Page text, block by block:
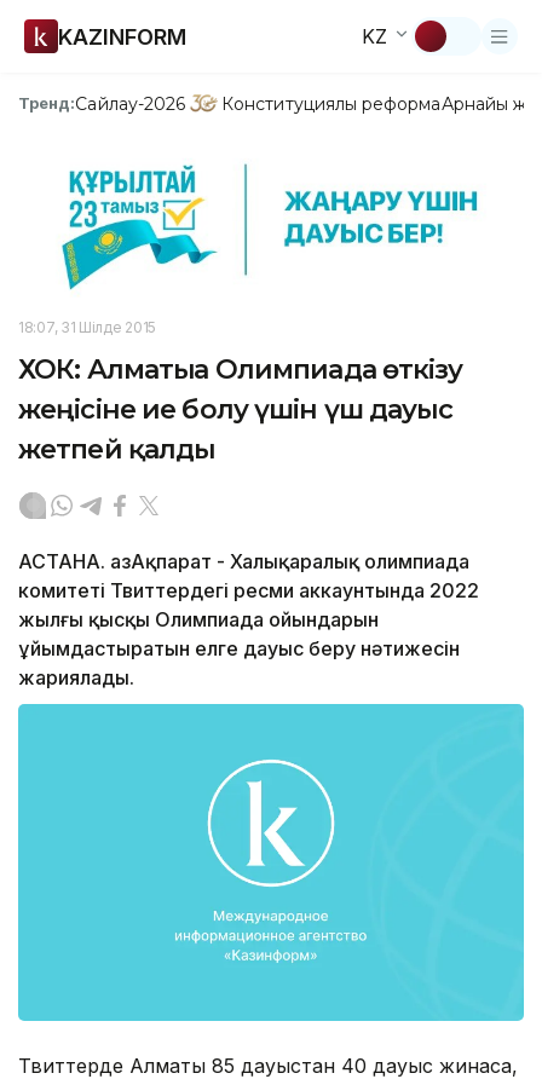
KAZINFORM KZ
Тренд:Сайлау-2026 Конституциялық реформаАрнайы
18:07, 31 Шілде 2015
ХОК: Алматыға Олимпиада өткізу
жеңісіне ие болу үшін үш дауыс
жетпей қалды
АСТАНА. ҚазАқпарат - Халықаралық олимпиада
комитеті Твиттердегі ресми аккаунтында 2022
жылғы қысқы Олимпиада ойындарын
ұйымдастыратын елге дауыс беру нәтижесін
жариялады.
Твиттерде Алматы 85 дауыстан 40 дауыс жинаса,